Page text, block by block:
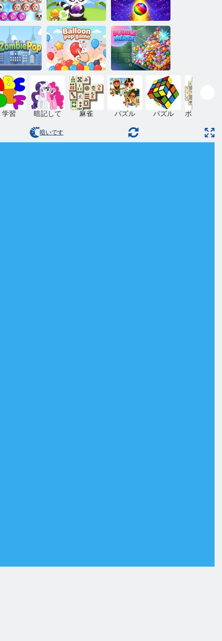
ルシュー
ーペット
バブルシュー
ター2020
Bublix: バブル
ヒット
ビポップ
風船割りゲー
ム
バブルマージ
学習 暗記して 麻雀 パズル パズル
ボードゲー
暗いです